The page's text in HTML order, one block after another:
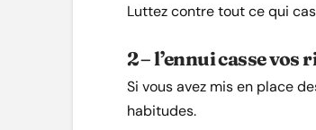
Luttez contre tout ce qui
2 – l’ennui casse vos
Si vous avez mis en place
habitudes.